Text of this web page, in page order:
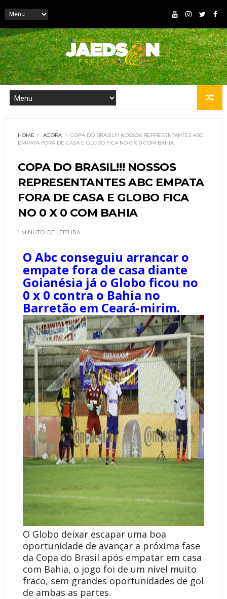
HOME AGORA
COPA DO BRASIL!!! NOSSOS REPRESENTANTES ABC
EMPATA FORA DE CASA E GLOBO FICA NO 0 X 0 COM BAHIA
COPA DO BRASIL!!! NOSSOS
REPRESENTANTES ABC EMPATA
FORA DE CASA E GLOBO FICA
NO 0 X 0 COM BAHIA
1 MINUTO DE LEITURA
O Abc conseguiu arrancar o
empate fora de casa diante
Goianésia já o Globo ficou no
0 x 0 contra o Bahia no
Barretão em Ceará-mirim.
O Globo deixar escapar uma boa
oportunidade de avançar a próxima fase
da Copa do Brasil após empatar em casa
com Bahia, o jogo foi de um nível muito
fraco, sem grandes oportunidades de gol
de ambas as partes.